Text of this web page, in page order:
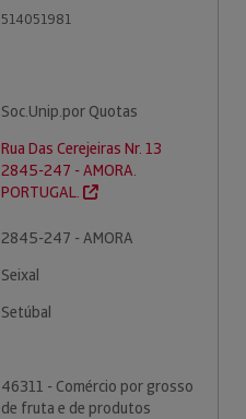
514051981
Soc.Unip.por Quotas
Rua Das Cerejeiras Nr. 13
2845-247 - AMORA.
PORTUGAL.
2845-247 - AMORA
Seixal
Setúbal
46311 - Comércio por grosso
de fruta e de produtos